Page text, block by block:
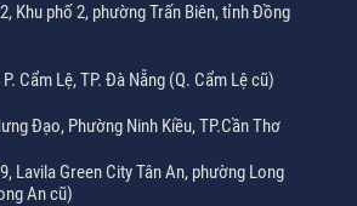
Khu phố 2, phường Trấn Biên, tỉnh Đồng
Cẩm Lệ, TP. Đà Nẵng (Q. Cẩm Lệ cũ)
Đạo, Phường Ninh Kiều, TP.Cần Thơ
Lavila Green City Tân An, phường Long
An cũ)